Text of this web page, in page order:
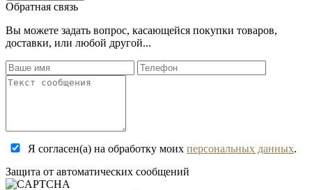
Обратная связь
Вы можете задать вопрос, касающейся покупки товаров,
доставки, или любой другой...
Я согласен(а) на обработку моих персональных данных.
Защита от автоматических сообщений